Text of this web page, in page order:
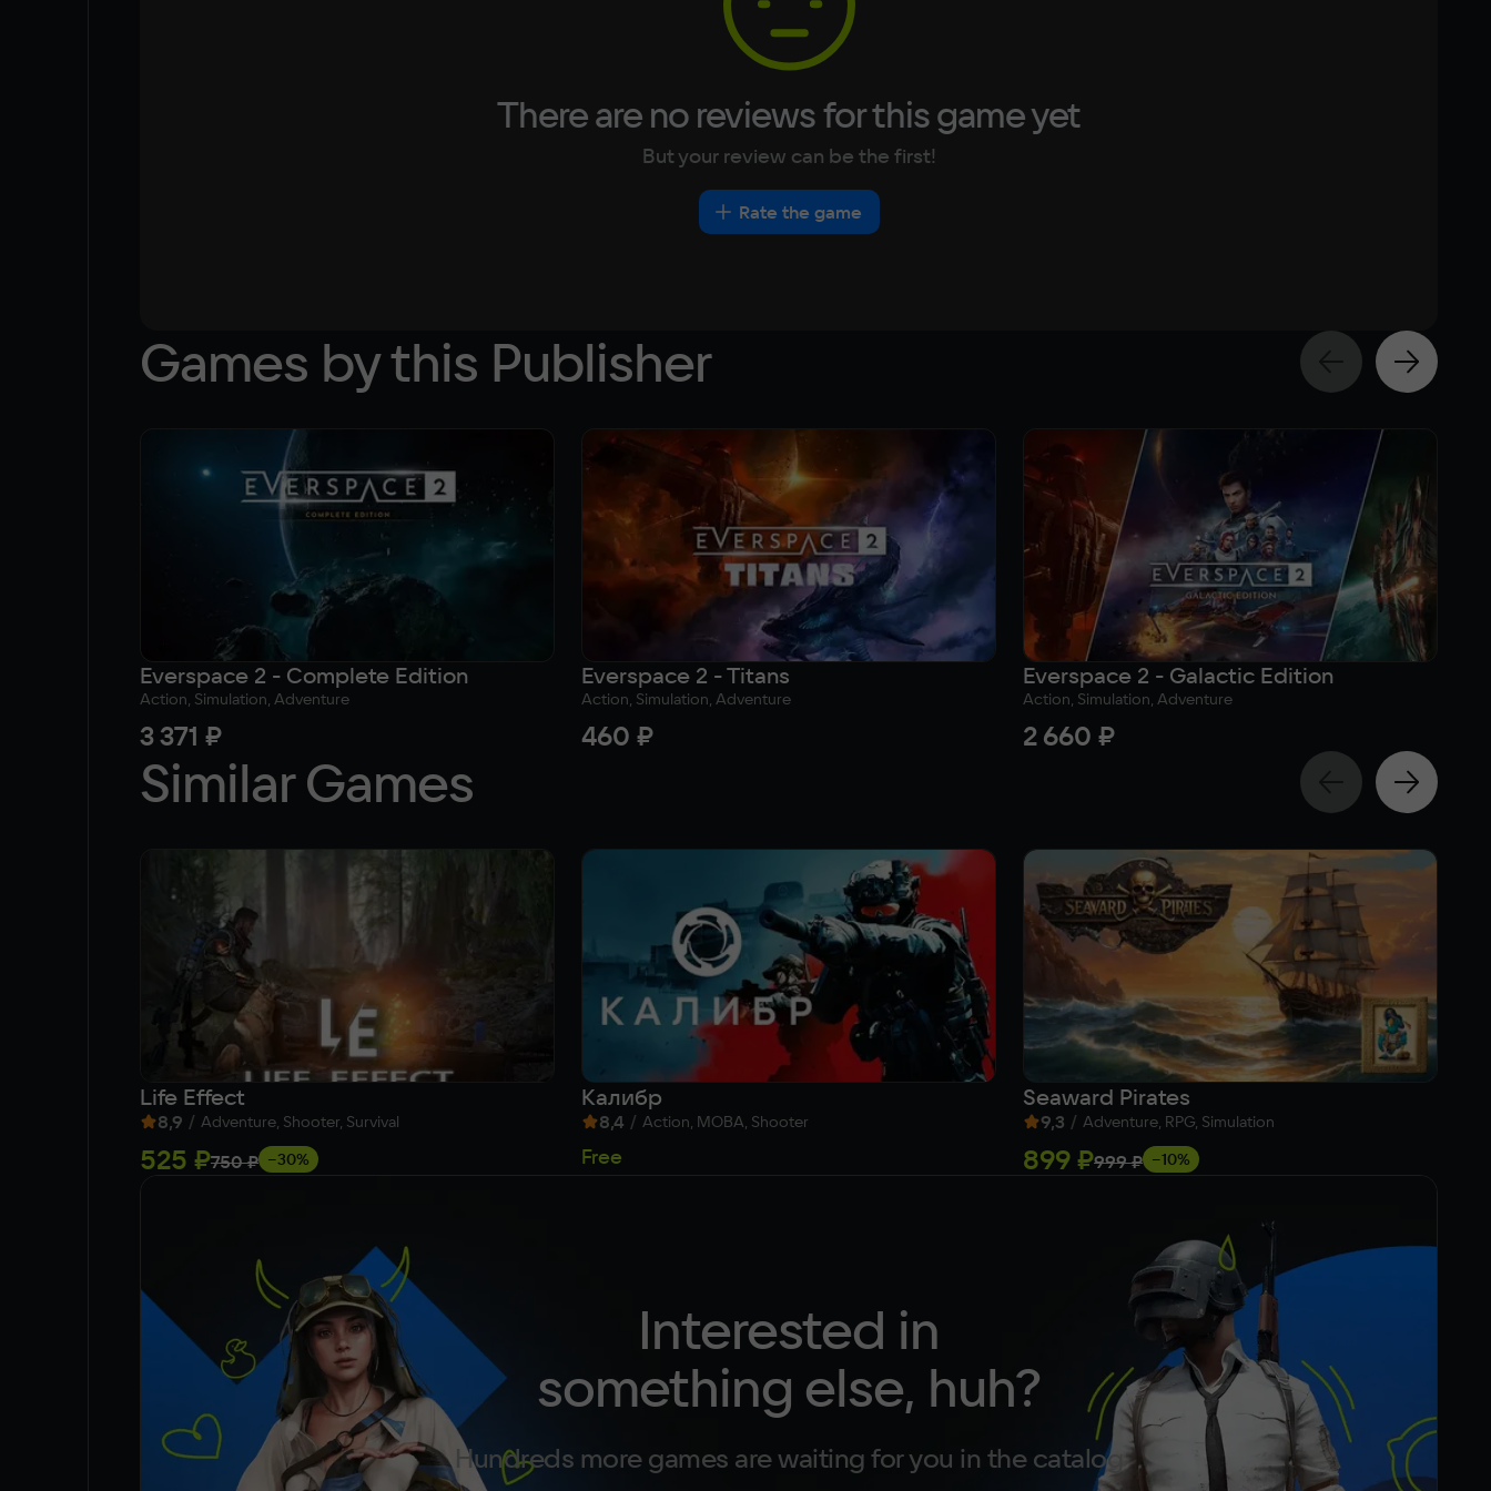
There are no reviews for this game yet
But your review can be the first!
Rate the game
Games by this Publisher
Everspace 2 - Complete Edition
Action, Simulation, Adventure
3 371 ₽
Everspace 2 - Titans
Action, Simulation, Adventure
460 ₽
Everspace 2 - Galactic Edition
Action, Simulation, Adventure
2 660 ₽
Similar Games
Life Effect
8,9 / Adventure, Shooter, Survival
525 ₽750 ₽ −30%
Калибр
8,4 / Action, MOBA, Shooter
Free
Seaward Pirates
9,3 / Adventure, RPG, Simulation
899 ₽999 ₽ −10%
Interested in
something else, huh?
Hundreds more games are waiting for you in the catalog